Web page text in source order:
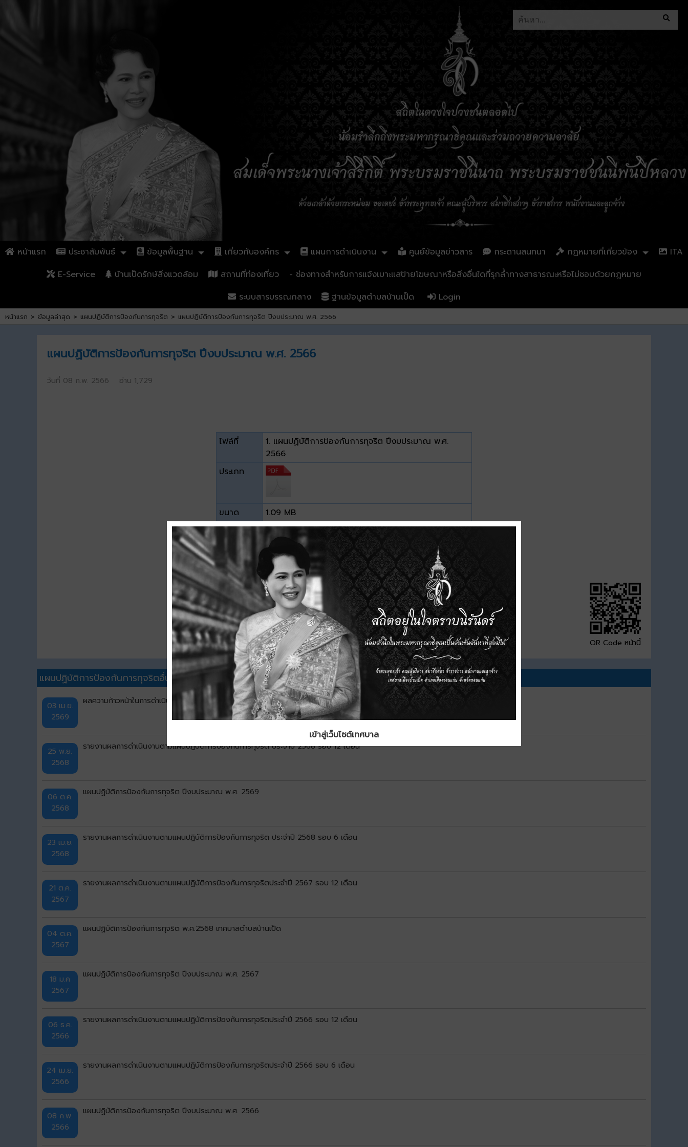
หน้าแรก ประชาสัมพันธ์ ข้อมูลพื้นฐาน เกี่ยวกับองค์กร แผนการดำเนินงาน ศูนย์ข้อมูลข่าวสาร กระดานสนทนา กฏหมายที่เกี่ยวข้อง
ITA
E-Service
บ้านเป็ดรักษ์สิ่งแวดล้อม สถานที่ท่องเที่ยว
- ช่องทางสำหรับการแจ้งเบาะแสป้ายโฆษณาหรือสิ่งอื่นใดที่รุกล้ำทางสาธารณะหรือไม่ชอบด้วยกฎหมาย
ระบบสารบรรณกลาง
ฐานข้อมูลตำบลบ้านเป็ด Login
หน้าแรก > ข้อมูลล่าสุด > แผนปฏิบัติการป้องกันการทุจริต > แผนปฏิบัติการป้องกันการทุจริต ปีงบประมาณ พ.ศ. 2566
แผนปฏิบัติการป้องกันการทุจริต ปีงบประมาณ พ.ศ. 2566
วันที่ 08 ก.พ. 2566 อ่าน 1,729
ไฟล์ที่
1. แผนปฏิบัติการป้องกันการทุจริต ปีงบประมาณ พ.ศ.
2566
ประเภท
ขนาด
1.09 MB
ดาวน์โหลด
QR Code หน้านี้
แผนปฏิบัติการป้องกันการทุจริตอื่นๆ
03 เม.ย.
2569
ผลความก้าวหน้าในการดำเนินงานและการใช้จ่ายงบประมาณ ประจำปีงบประมาณ พ.ศ.2569 รอบ 6 เดือน ( ตุลาคม 2568 ถึง มีนาคม 2569 )
25 พ.ย.
2568
รายงานผลการดำเนินงานตามแผนปฏิบัติการป้องกันการทุจริต ประจำปี 2568 รอบ 12 เดือน
06 ต.ค.
2568
แผนปฏิบัติการป้องกันการทุจริต ปีงบประมาณ พ.ศ. 2569
23 เม.ย.
2568
รายงานผลการดำเนินงานตามแผนปฏิบัติการป้องกันการทุจริต ประจำปี 2568 รอบ 6 เดือน
21 ต.ค.
2567
รายงานผลการดำเนินงานตามแผนปฏิบัติการป้องกันการทุจริตประจำปี 2567 รอบ 12 เดือน
04 ต.ค.
2567
แผนปฏิบัติการป้องกันการทุจริต พ.ศ.2568 เทศบาลตำบลบ้านเป็ด
18 ม.ค
2567
แผนปฏิบัติการป้องกันการทุจริต ปีงบประมาณ พ.ศ. 2567
06 ธ.ค.
2566
รายงานผลการดำเนินงานตามแผนปฏิบัติการป้องกันการทุจริตประจำปี 2566 รอบ 12 เดือน
24 เม.ย.
2566
รายงานผลการดำเนินงานตามแผนปฏิบัติการป้องกันการทุจริตประจำปี 2566 รอบ 6 เดือน
08 ก.พ.
2566
แผนปฏิบัติการป้องกันการทุจริต ปีงบประมาณ พ.ศ. 2566
เข้าสู่เว็บไซต์เทศบาล